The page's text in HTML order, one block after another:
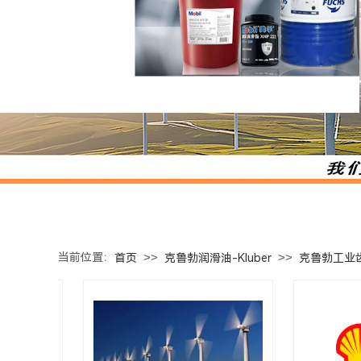
首页 >> 克鲁勃润滑油-Kluber >> 克鲁勃工业
当前位置：